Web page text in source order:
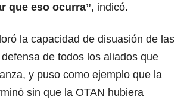
que eso ocurra”, indicó.
la capacidad de disuasión de las
de todos los aliados que
y puso como ejemplo que la
sin que la OTAN hubiera